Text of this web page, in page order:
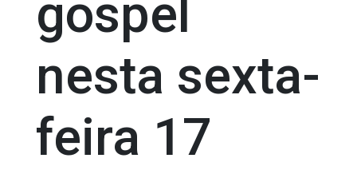
gospel
nesta sexta-
feira 17